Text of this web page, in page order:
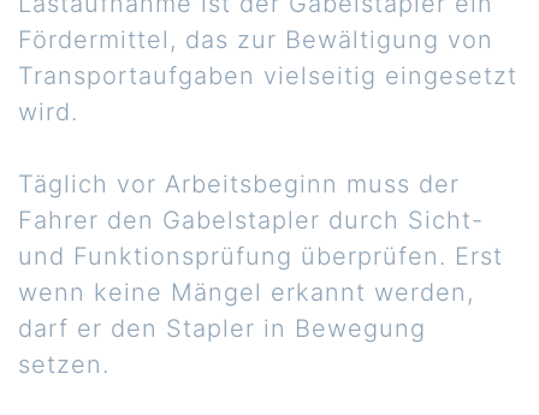
Fördermittel, das zur Bewältigung von
Transportaufgaben vielseitig eingesetzt
wird.
Täglich vor Arbeitsbeginn muss der
Fahrer den Gabelstapler durch Sicht-
und Funktionsprüfung überprüfen. Erst
wenn keine Mängel erkannt werden,
darf er den Stapler in Bewegung
setzen.